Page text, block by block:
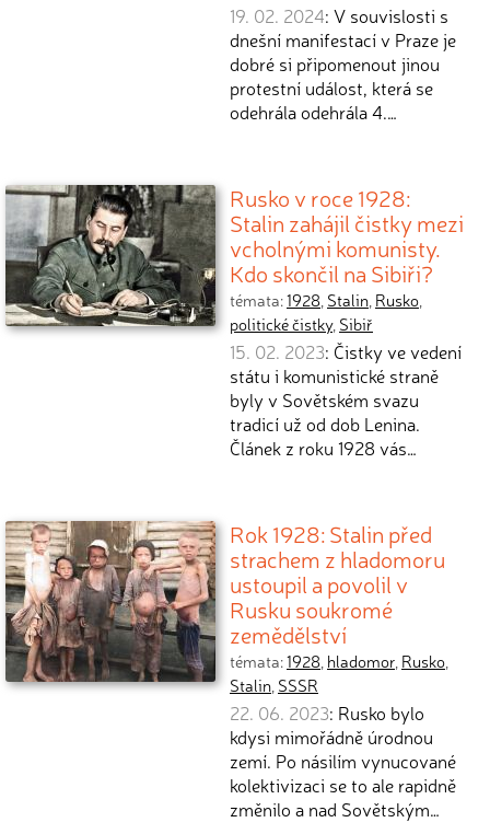
19. 02. 2024: V souvislosti s
dnešní manifestací v Praze je
dobré si připomenout jinou
protestní událost, která se
odehrála odehrála 4.…
Rusko v roce 1928:
Stalin zahájil čistky mezi
vcholnými komunisty.
Kdo skončil na Sibiři?
témata:1928, Stalin, Rusko,
politické čistky, Sibiř
15. 02. 2023: Čistky ve vedení
státu i komunistické straně
byly v Sovětském svazu
tradicí už od dob Lenina.
Článek z roku 1928 vás…
Rok 1928: Stalin před
strachem z hladomoru
ustoupil a povolil v
Rusku soukromé
zemědělství
témata:1928, hladomor, Rusko,
Stalin, SSSR
22. 06. 2023: Rusko bylo
kdysi mimořádně úrodnou
zemí. Po násilím vynucované
kolektivizaci se to ale rapidně
změnilo a nad Sovětským…